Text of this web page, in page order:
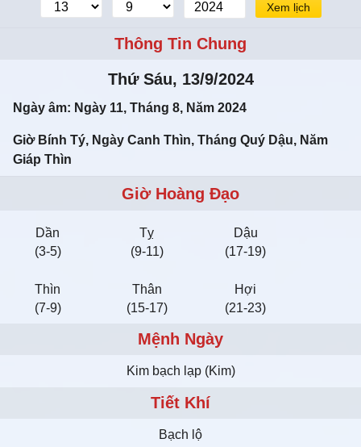
Xem lịch
Thông Tin Chung
Thứ Sáu, 13/9/2024
Ngày âm: Ngày 11, Tháng 8, Năm 2024
Giờ Bính Tý, Ngày Canh Thìn, Tháng Quý Dậu, Năm
Giáp Thìn
Giờ Hoàng Đạo
Dần
(3-5)
Tỵ
(9-11)
Dậu
(17-19)
Thìn
(7-9)
Thân
(15-17)
Hợi
(21-23)
Mệnh Ngày
Kim bạch lạp (Kim)
Tiết Khí
Bạch lộ